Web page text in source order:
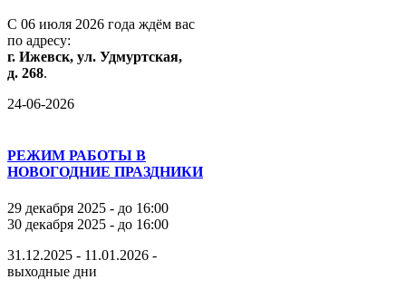
С 06 июля 2026 года ждём вас
по адресу:
г. Ижевск, ул. Удмуртская,
д. 268.
24-06-2026
РЕЖИМ РАБОТЫ В
НОВОГОДНИЕ ПРАЗДНИКИ
29 декабря 2025 - до 16:00
30 декабря 2025 - до 16:00
31.12.2025 - 11.01.2026 -
выходные дни